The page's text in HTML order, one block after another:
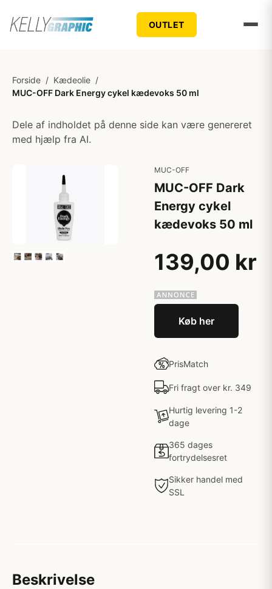
OUTLET
Forside / Kædeolie /
MUC-OFF Dark Energy cykel kædevoks 50 ml
Dele af indholdet på denne side kan være genereret
med hjælp fra AI.
MUC-OFF
MUC-OFF Dark
Energy cykel
kædevoks 50 ml
139,00 kr
Køb her
PrisMatch
Fri fragt over kr. 349
Hurtig levering 1-2
dage
365 dages
fortrydelsesret
Sikker handel med
SSL
Beskrivelse